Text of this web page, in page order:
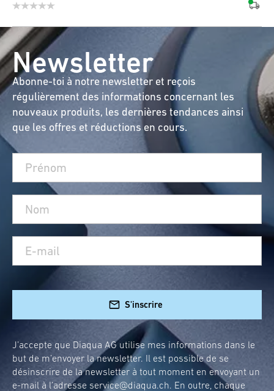
Newsletter
Abonne-toi à notre newsletter et reçois
régulièrement des informations concernant les
nouveaux produits, les dernières tendances ainsi
que les offres et réductions en cours.
S'inscrire
J’accepte que Diaqua AG utilise mes informations dans le
but de m’envoyer la newsletter. Il est possible de se
désinscrire de la newsletter à tout moment en envoyant un
e-mail à l’adresse service@diaqua.ch. En outre, chaque